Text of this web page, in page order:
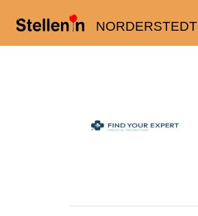
NORDERSTEDT